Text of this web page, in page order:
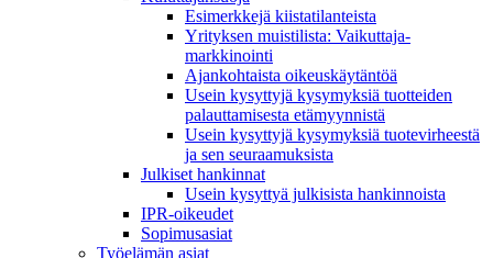
Esimerkkejä kiistatilanteista
Yrityksen muistilista: Vaikuttaja­
markkinointi
Ajankohtaista oikeuskäytäntöä
Usein kysyttyjä kysymyksiä tuotteiden
palauttamisesta etämyynnistä
Usein kysyttyjä kysymyksiä tuotevirheestä
ja sen seuraamuksista
Julkiset hankinnat
Usein kysyttyä julkisista hankinnoista
IPR-oikeudet
Sopimusasiat
Työelämän asiat